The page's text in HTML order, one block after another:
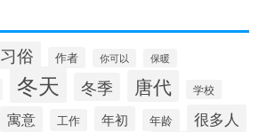
习俗 作者 你可以 保暖
冬天 冬季 唐代 学校
寓意 工作 年初 年龄 很多人